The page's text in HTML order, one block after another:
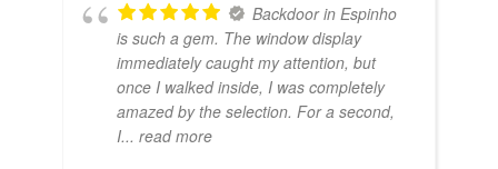
Backdoor in Espinho
is such a gem. The window display
immediately caught my attention, but
once I walked inside, I was completely
amazed by the selection. For a second,
I... read more